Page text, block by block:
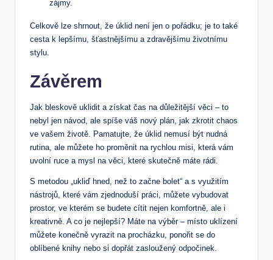
zájmy.
Celkově lze shrnout, že úklid není jen o pořádku; je to také
cesta k lepšímu, šťastnějšímu a zdravějšímu životnímu
stylu.
Závěrem
Jak bleskově uklidit a získat čas na důležitější věci – to
nebyl jen návod, ale spíše váš nový plán, jak zkrotit chaos
ve vašem životě. Pamatujte, že úklid nemusí být nudná
rutina, ale můžete ho proměnit na rychlou misi, která vám
uvolní ruce a mysl na věci, které skutečně máte rádi.
S metodou „ukliď hned, než to začne bolet“ a s využitím
nástrojů, které vám zjednoduší práci, můžete vybudovat
prostor, ve kterém se budete cítit nejen komfortně, ale i
kreativně. A co je nejlepší? Máte na výběr – místo uklízení
můžete konečně vyrazit na procházku, ponořit se do
oblíbené knihy nebo si dopřát zasloužený odpočinek.